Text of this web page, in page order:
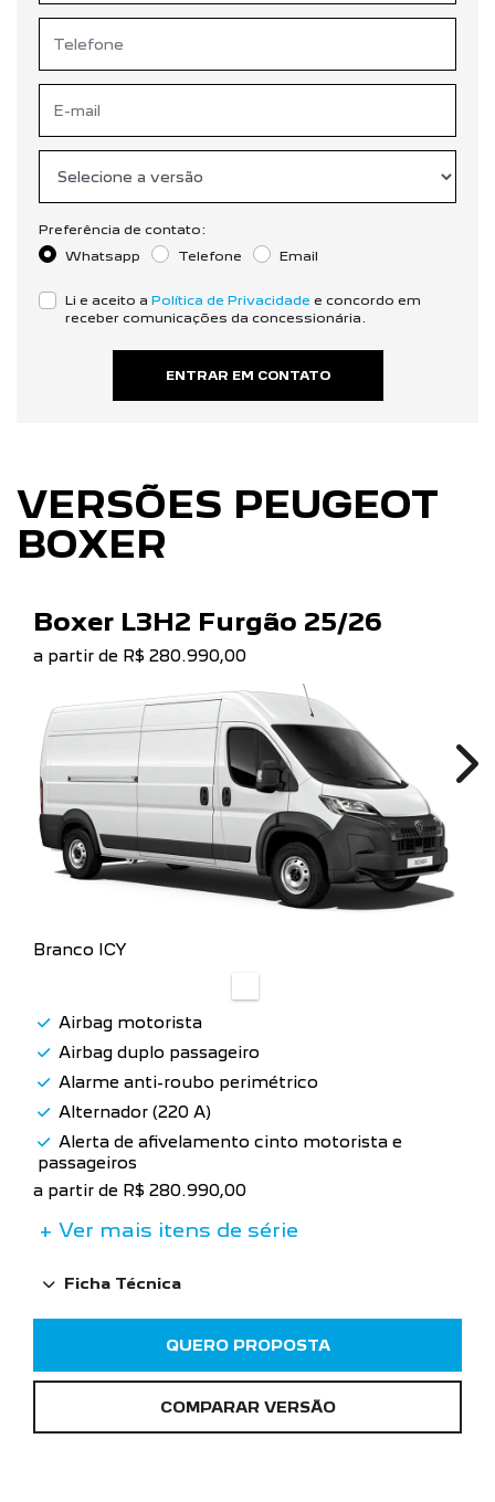
Preferência de contato:
Whatsapp
Telefone Email
Li e aceito a Política de Privacidade e concordo em
receber comunicações da concessionária.
ENTRAR EM CONTATO
VERSÕES PEUGEOT
BOXER
Boxer L3H2 Furgão 25/26
a partir de R$ 280.990,00
Branco ICY
Airbag motorista
Airbag duplo passageiro
Alarme anti-roubo perimétrico
Alternador (220 A)
Alerta de afivelamento cinto motorista e
passageiros
a partir de R$ 280.990,00
+ Ver mais itens de série
Ficha Técnica
QUERO PROPOSTA
COMPARAR VERSÃO